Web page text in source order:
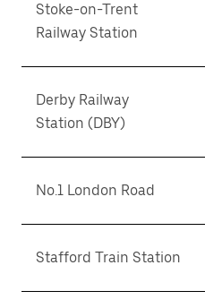
Stoke-on-Trent
Railway Station
Derby Railway
Station (DBY)
No.1 London Road
Stafford Train Station